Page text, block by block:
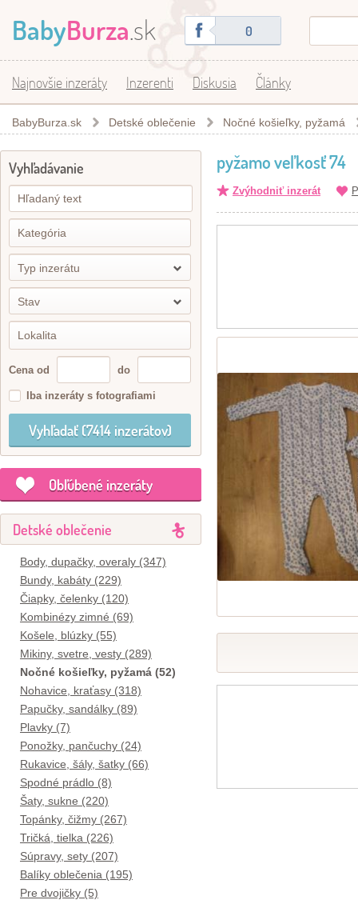
BabyBurza.sk 0
Najnovšie inzeráty Inzerenti Diskusia Články
BabyBurza.sk Detské oblečenie Nočné košieľky, pyžamá
Vyhľadávanie
Typ inzerátu
Stav
Cena od do
Iba inzeráty s fotografiami
Obľúbené inzeráty
Detské oblečenie
Body, dupačky, overaly (347)
Bundy, kabáty (229)
Čiapky, čelenky (120)
Kombinézy zimné (69)
Košele, blúzky (55)
Mikiny, svetre, vesty (289)
Nočné košieľky, pyžamá (52)
Nohavice, kraťasy (318)
Papučky, sandálky (89)
Plavky (7)
Ponožky, pančuchy (24)
Rukavice, šály, šatky (66)
Spodné prádlo (8)
Šaty, sukne (220)
Topánky, čižmy (267)
Tričká, tielka (226)
Súpravy, sety (207)
Balíky oblečenia (195)
Pre dvojičky (5)
pyžamo veľkosť 74
Zvýhodniť inzerát